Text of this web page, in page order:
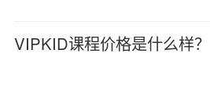
VIPKID课程价格是什么样？